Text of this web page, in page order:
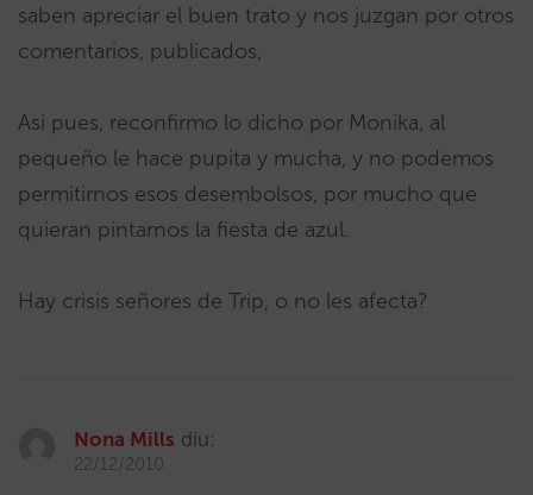
saben apreciar el buen trato y nos juzgan por otros
comentarios, publicados,
Asi pues, reconfirmo lo dicho por Monika, al
pequeño le hace pupita y mucha, y no podemos
permitirnos esos desembolsos, por mucho que
quieran pintarnos la fiesta de azul.
Hay crisis señores de Trip, o no les afecta?
Nona Mills diu:
22/12/2010